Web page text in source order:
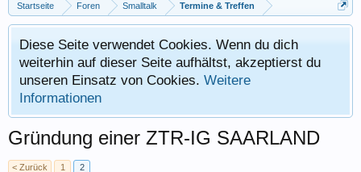
Startseite Foren Smalltalk Termine & Treffen
Diese Seite verwendet Cookies. Wenn du dich
weiterhin auf dieser Seite aufhältst, akzeptierst du
unseren Einsatz von Cookies. Weitere
Informationen
Gründung einer ZTR-IG SAARLAND
< Zurück 1 2